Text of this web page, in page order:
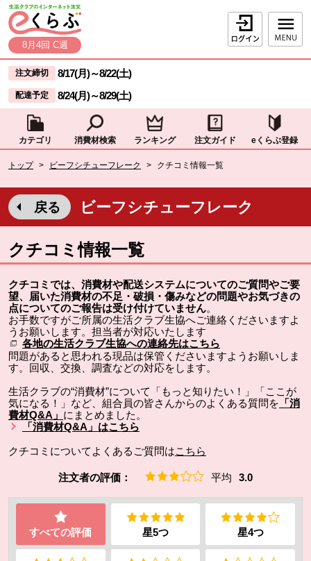
ページの先頭です。
本文へジャンプする。
8月4回 C週
ログイン
ここからサイト内共通メニューです。
サイト内共通メニューをスキップする
注文締切 8/17(月)～8/22(土)
配達予定 8/24(月)～8/29(土)
カテゴリ 消費材検索 ランキング 注文ガイド eくらぶ登録
トップ > ビーフシチューフレーク > クチコミ情報一覧
戻る ビーフシチューフレーク
クチコミ情報一覧
クチコミでは、消費材や配送システムについてのご質問やご要
望、届いた消費材の不足・破損・傷みなどの問題やお気づきの
点についてのご報告は受け付けていません。
お手数ですがご所属の生活クラブ生協へご連絡くださいますよ
うお願いします。担当者が対応いたします
各地の生活クラブ生協への連絡先はこちら
問題があると思われる現品は保管くださいますようお願いしま
す。回収、交換、調査などの対応をします。
生活クラブの“消費材”について「もっと知りたい！」「ここが
気になる！」など、組合員の皆さんからのよくある質問を 「消
費材Q&A」 にまとめました。
「消費材Q&A」はこちら
クチコミについてよくあるご質問はこちら
注文者の評価： 平均 3.0
すべての評価 星5つ 星4つ